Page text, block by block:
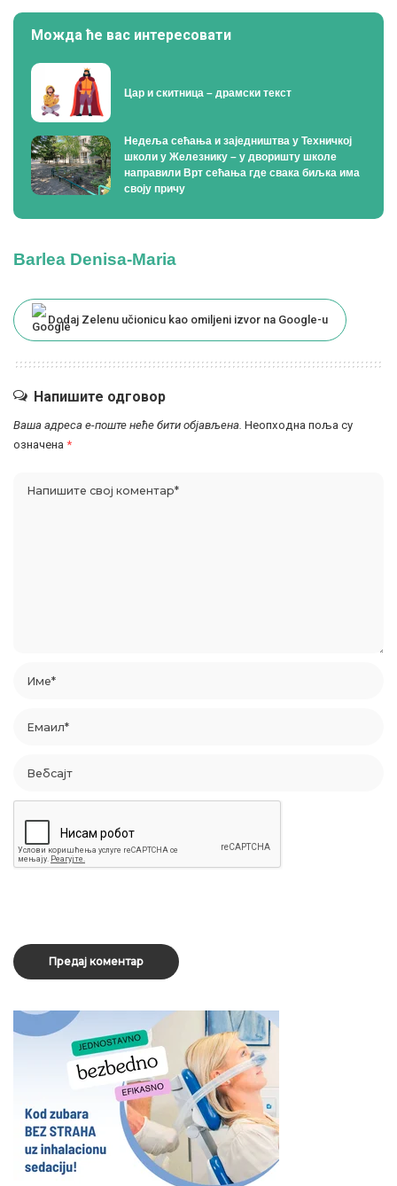
Можда ће вас интересовати
Цар и скитница – драмски текст
Недеља сећања и заједништва у Техничкој
школи у Железнику – у дворишту школе
направили Врт сећања где свака биљка има
своју причу
Barlea Denisa-Maria
Dodaj Zelenu učionicu kao omiljeni izvor na Google-u
Напишите одговор
Ваша адреса е-поште неће бити објављена. Неопходна поља су
означена *